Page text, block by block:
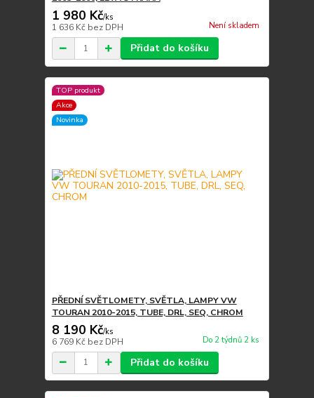
1 980 Kč/ks
1 636 Kč bez DPH Není skladem
Přidat do košíku
TOP produkt
Akce
Novinka
PŘEDNÍ SVĚTLOMETY, SVĚTLA, LAMPY VW
TOURAN 2010-2015, TUBE, DRL, SEQ, CHROM
8 190 Kč/ks
6 769 Kč bez DPH Do 2 týdnů 2 ks
Přidat do košíku